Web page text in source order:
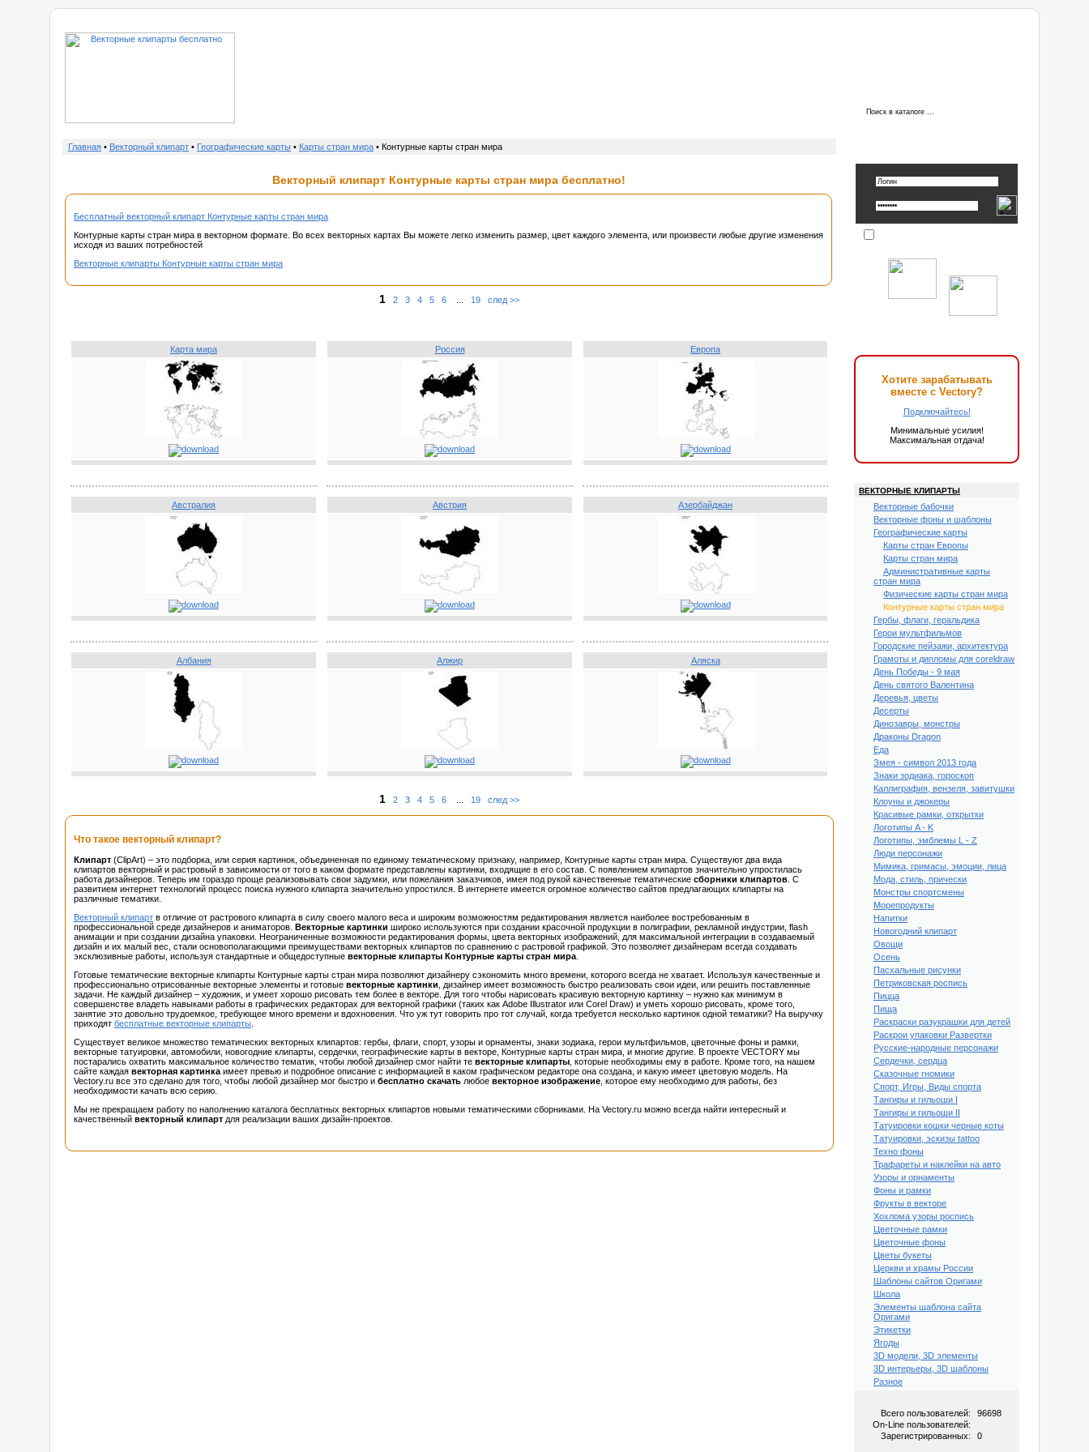
Главная • Векторный клипарт • Географические карты • Карты стран мира • Контурные карты стран мира
Векторный клипарт Контурные карты стран мира бесплатно!
Бесплатный векторный клипарт Контурные карты стран мира
Контурные карты стран мира в векторном формате. Во всех векторных картах Вы можете легко изменить размер, цвет каждого элемента, или произвести любые другие изменения
исходя из ваших потребностей
Векторные клипарты Контурные карты стран мира
1 2 3 4 5 6 19 след >>
Карта мира Россия Европа
Австралия Австрия Азербайджан
Албания Алжир Аляска
1 2 3 4 5 6 19 след >>
Что такое векторный клипарт?
Клипарт (ClipArt) – это подборка, или серия картинок, объединенная по единому тематическому признаку, например, Контурные карты стран мира. Существуют два вида
клипартов векторный и растровый в зависимости от того в каком формате представлены картинки, входящие в его состав. С появлением клипартов значительно упростилась
работа дизайнеров. Теперь им гораздо проще реализовывать свои задумки, или пожелания заказчиков, имея под рукой качественные тематические сборники клипартов . С
развитием интернет технологий процесс поиска нужного клипарта значительно упростился. В интернете имеется огромное количество сайтов предлагающих клипарты на
различные тематики.
Векторный клипарт в отличие от растрового клипарта в силу своего малого веса и широким возможностям редактирования является наиболее востребованным в
профессиональной среде дизайнеров и аниматоров. Векторные картинки широко используются при создании красочной продукции в полиграфии, рекламной индустрии, flash
анимации и при создании дизайна упаковки. Неограниченные возможности редактирования формы, цвета векторных изображений, для максимальной интеграции в создаваемый
дизайн и их малый вес, стали основополагающими преимуществами векторных клипартов по сравнению с растровой графикой. Это позволяет дизайнерам всегда создавать
эксклюзивные работы, используя стандартные и общедоступные векторные клипарты Контурные карты стран мира
Готовые тематические векторные клипарты Контурные карты стран мира позволяют дизайнеру сэкономить много времени, которого всегда не хватает. Используя качественные и
профессионально отрисованные векторные элементы и готовые векторные картинки , дизайнер имеет возможность быстро реализовать свои идеи, или решить поставленные
задачи. Не каждый дизайнер – художник, и умеет хорошо рисовать тем более в векторе. Для того чтобы нарисовать красивую векторную картинку – нужно как минимум в
совершенстве владеть навыками работы в графических редакторах для векторной графики (таких как Adobe Illustrator или Corel Draw) и уметь хорошо рисовать, кроме того,
занятие это довольно трудоемкое, требующее много времени и вдохновения. Что уж тут говорить про тот случай, когда требуется несколько картинок одной тематики? На выручку
приходят бесплатные векторные клипарты
Существует великое множество тематических векторных клипартов: гербы, флаги, спорт, узоры и орнаменты, знаки зодиака, герои мультфильмов, цветочные фоны и рамки,
векторные татуировки, автомобили, новогодние клипарты, сердечки, географические карты в векторе, Контурные карты стран мира, и многие другие. В проекте VECTORY мы
постарались охватить максимальное количество тематик, чтобы любой дизайнер смог найти те векторные клипарты , которые необходимы ему в работе. Кроме того, на нашем
сайте каждая векторная картинка имеет превью и подробное описание с информацией в каком графическом редакторе она создана, и какую имеет цветовую модель. На
Vectory.ru все это сделано для того, чтобы любой дизайнер мог быстро и бесплатно скачать любое векторное изображение , которое ему необходимо для работы, без
необходимости качать всю серию.
Мы не прекращаем работу по наполнению каталога бесплатных векторных клипартов новыми тематическими сборниками. На Vectory.ru можно всегда найти интересный и
качественный векторный клипарт для реализации ваших дизайн-проектов.
Хотите зарабатывать
вместе с Vectory?
Подключайтесь!
Минимальные усилия!
Максимальная отдача!
ВЕКТОРНЫЕ КЛИПАРТЫ
Векторные бабочки
Векторные фоны и шаблоны
Географические карты
Карты стран Европы
Карты стран мира
Административные карты
стран мира
Физические карты стран мира
Контурные карты стран мира
Гербы, флаги, геральдика
Герои мультфильмов
Городские пейзажи, архитектура
Грамоты и дипломы для coreldraw
День Победы - 9 мая
День святого Валентина
Деревья, цветы
Десерты
Динозавры, монстры
Драконы Dragon
Еда
Змея - символ 2013 года
Знаки зодиака, гороскоп
Каллиграфия, вензеля, завитушки
Клоуны и джокеры
Красивые рамки, открытки
Логотипы A - K
Логотипы, эмблемы L - Z
Люди персонажи
Мимика, гримасы, эмоции, лица
Мода, стиль, прически
Монстры спортсмены
Морепродукты
Напитки
Новогодний клипарт
Овощи
Осень
Пасхальные рисунки
Петриковская роспись
Пицца
Пища
Раскраски разукрашки для детей
Раскрои упаковки Развертки
Русские-народные персонажи
Сердечки, сердца
Сказочные гномики
Спорт, Игры, Виды спорта
Тангиры и гильоши I
Тангиры и гильоши II
Татуировки кошки черные коты
Татуировки, эскизы tattoo
Техно фоны
Трафареты и наклейки на авто
Узоры и орнаменты
Фоны и рамки
Фрукты в векторе
Хохлома узоры роспись
Цветочные рамки
Цветочные фоны
Цветы букеты
Церкви и храмы России
Шаблоны сайтов Оригами
Школа
Элементы шаблона сайта
Оригами
Этикетки
Ягоды
3D модели, 3D элементы
3D интерьеры, 3D шаблоны
Разное
Всего пользователей:
96698
On-Line пользователей:
Зарегистрированных:
0